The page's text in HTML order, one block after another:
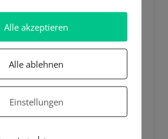
Alle akzeptieren
Alle ablehnen
Einstellungen